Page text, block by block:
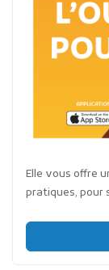
Elle vous offre
pratiques, pour